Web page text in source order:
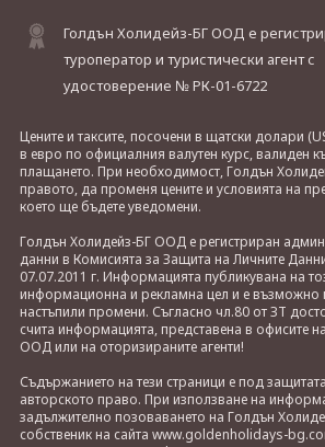
Голдън Холидейз-БГ ООД е
туроператор и туристически агент с
удостоверение № РК-01-6722
Цените и таксите, посочени в щатски долари
в евро по официалния валутен курс, валиден
плащането. При необходимост, Голдън
правото, да променя цените и условията на
което ще бъдете уведомени.
Голдън Холидейз-БГ ООД е регистриран
данни в Комисията за Защита на Личните
07.07.2011 г. Информацията публикувана на
информационна и рекламна цел и е
настъпили промени. Съгласно чл.80 от ЗТ
счита информацията, представена в офисите
ООД или на оторизираните агенти!
Съдържанието на тези страници е под
авторското право. При използване на
задължително позоваването на Голдън
собственик на сайта www.goldenholidays-